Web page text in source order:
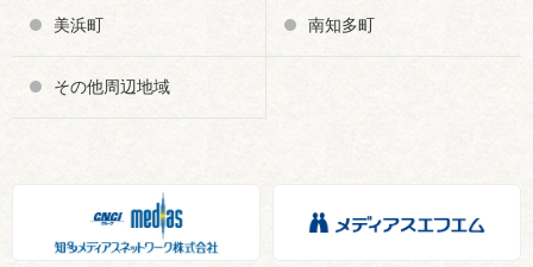
美浜町 南知多町
その他周辺地域